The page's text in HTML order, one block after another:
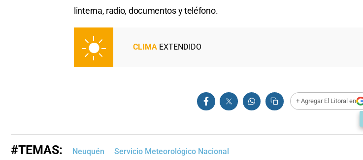
linterna, radio, documentos y teléfono.
CLIMA EXTENDIDO
+ Agregar El Litoral en
#TEMAS: Neuquén Servicio Meteorológico Nacional